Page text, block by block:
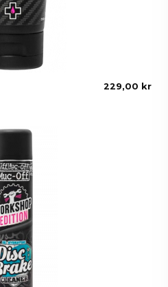
229,00 kr